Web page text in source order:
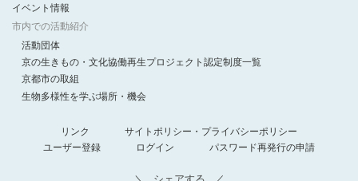
イベント情報
市内での活動紹介
活動団体
京の生きもの・文化協働再生プロジェクト認定制度一覧
京都市の取組
生物多様性を学ぶ場所・機会
リンク
サイトポリシー・プライバシーポリシー
ユーザー登録
ログイン パスワード再発行の申請